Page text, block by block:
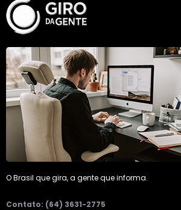
O Brasil que gira, a gente que informa.
Contato: (64) 3631-2775